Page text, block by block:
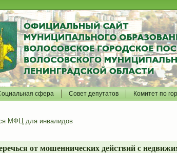
сфера Совет депутатов Комитет по
МФЦ для инвалидов
от мошеннических действий с